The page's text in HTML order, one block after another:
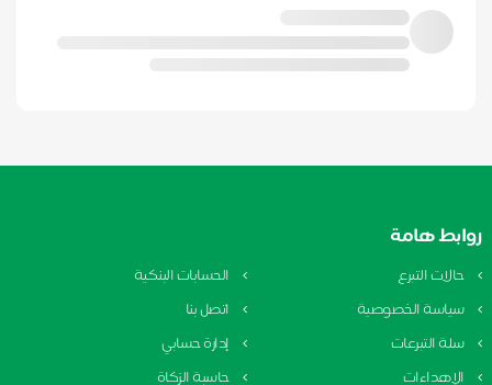
روابط هامة
حالات التبرع
الحسابات البنكية
سياسة الخصوصية
اتصل بنا
سلة التبرعات
إدارة حسابي
الإهداءات
حاسبة الزكاة